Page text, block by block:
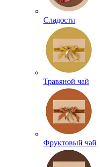
Сладости
Травяной чай
Фруктовый чай